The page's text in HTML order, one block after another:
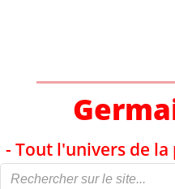
- Tout l'univers de